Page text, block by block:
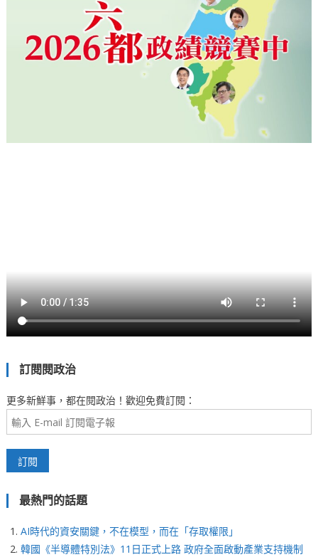
訂閱閱政治
更多新鮮事，都在閱政治！歡迎免費訂閱：
最熱門的話題
AI時代的資安關鍵，不在模型，而在「存取權限」
韓國《半導體特別法》11日正式上路 政府全面啟動產業支持機制